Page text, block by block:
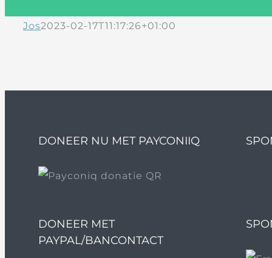
Jos2023-02-17T11:17:26+01:00
DONEER NU MET PAYCONIIQ
DONEER MET
PAYPAL/BANCONTACT